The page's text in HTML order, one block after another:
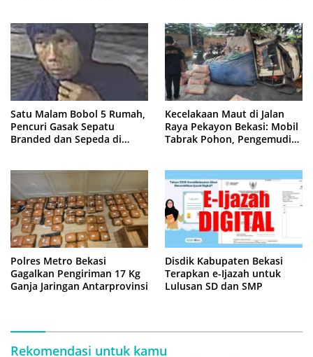
Satu Malam Bobol 5 Rumah,
Pencuri Gasak Sepatu
Branded dan Sepeda di
Kecelakaan Maut di Jalan
Raya Pekayon Bekasi: Mobil
Tabrak Pohon, Pengemudi
Polres Metro Bekasi
Gagalkan Pengiriman 17 Kg
Ganja Jaringan Antarprovinsi
Disdik Kabupaten Bekasi
Terapkan e-Ijazah untuk
Lulusan SD dan SMP
Rekomendasi untuk kamu